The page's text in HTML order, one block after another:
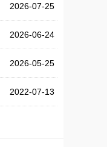
2026-07-25
2026-06-24
2026-05-25
2022-07-13